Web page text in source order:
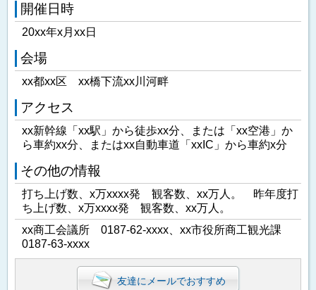
開催日時
20xx年x月xx日
会場
xx都xx区 xx橋下流xx川河畔
アクセス
xx新幹線「xx駅」から徒歩xx分、または「xx空港」か
ら車約xx分、またはxx自動車道「xxIC」から車約x分
その他の情報
打ち上げ数、x万xxxx発 観客数、xx万人。 昨年度打
ち上げ数、x万xxxx発 観客数、xx万人。
xx商工会議所 0187-62-xxxx、xx市役所商工観光課
0187-63-xxxx
友達にメールでおすすめ